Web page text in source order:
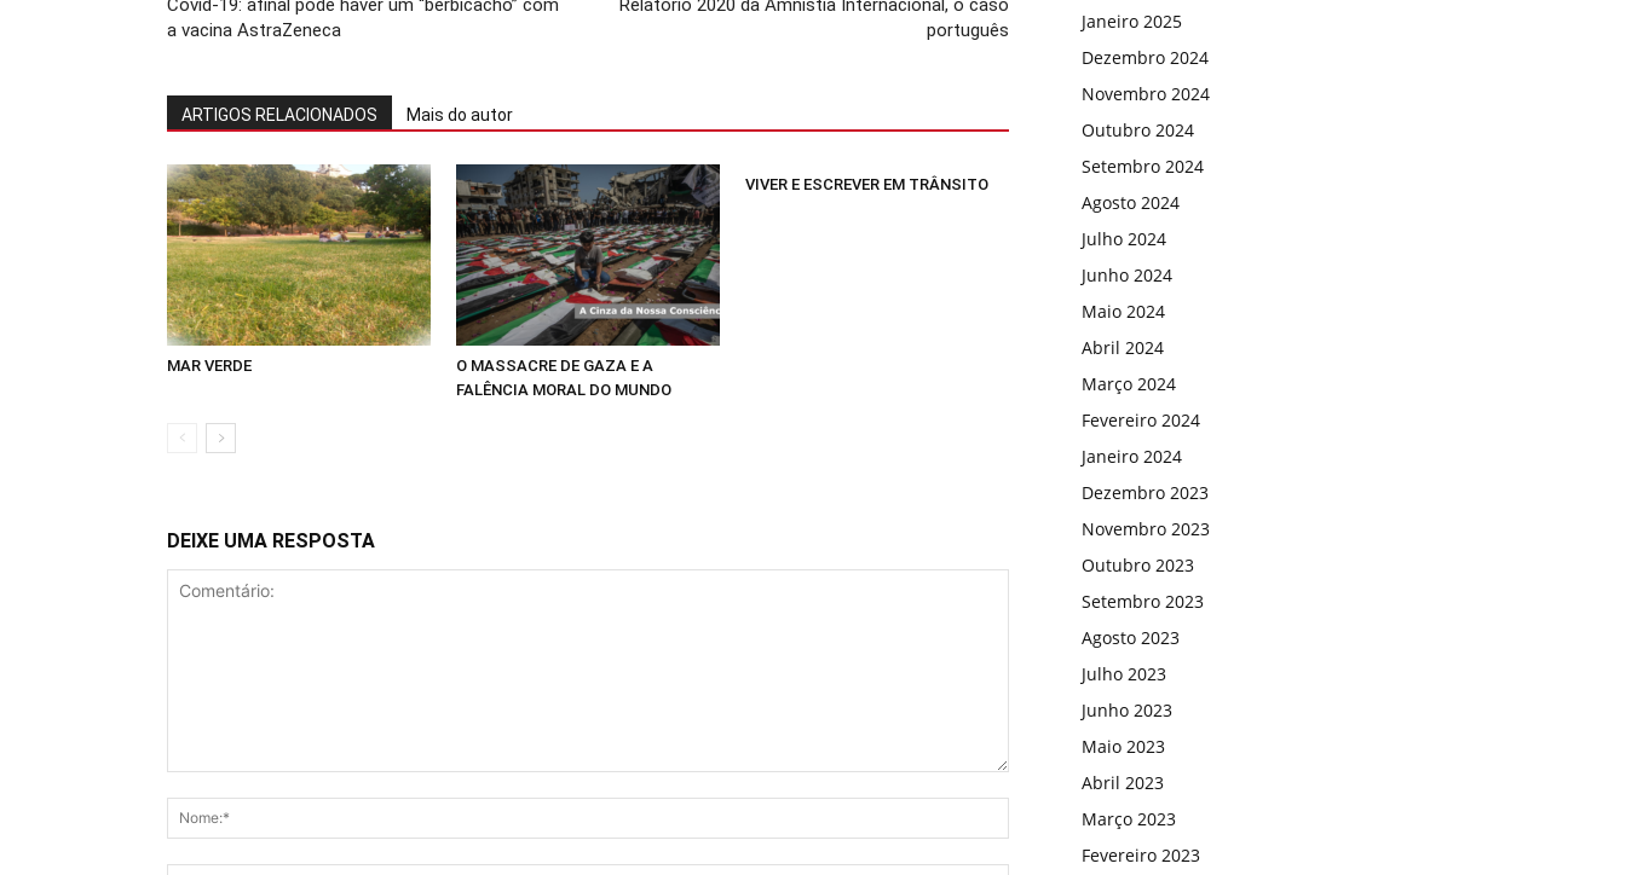
a vacina AstraZeneca
português
ARTIGOS RELACIONADOS Mais do autor
MAR VERDE
O MASSACRE DE GAZA E A
FALÊNCIA MORAL DO MUNDO
VIVER E ESCREVER EM TRÂNSITO
DEIXE UMA RESPOSTA
Janeiro 2025
Dezembro 2024
Novembro 2024
Outubro 2024
Setembro 2024
Agosto 2024
Julho 2024
Junho 2024
Maio 2024
Abril 2024
Março 2024
Fevereiro 2024
Janeiro 2024
Dezembro 2023
Novembro 2023
Outubro 2023
Setembro 2023
Agosto 2023
Julho 2023
Junho 2023
Maio 2023
Abril 2023
Março 2023
Fevereiro 2023